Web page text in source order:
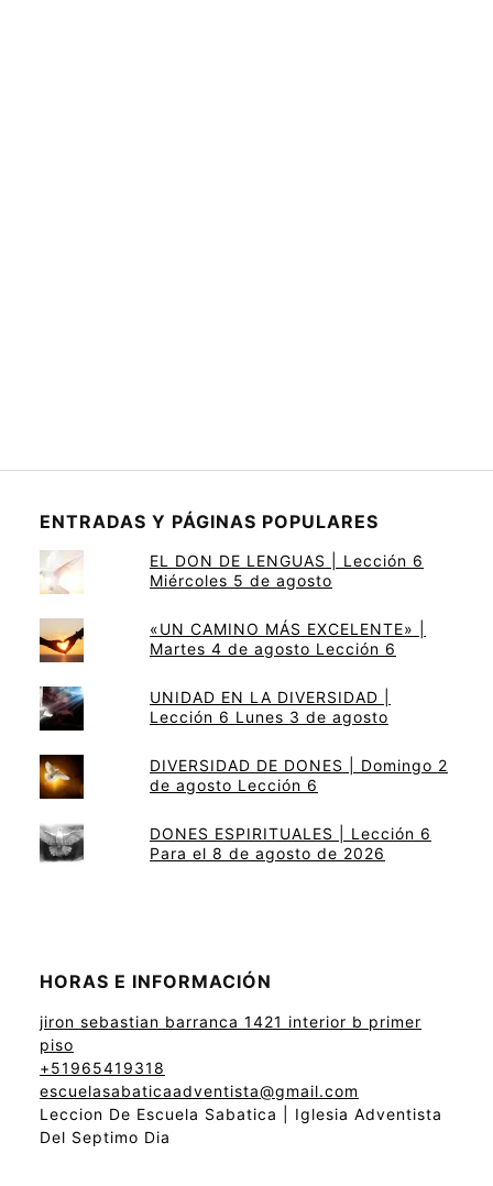
ENTRADAS Y PÁGINAS POPULARES
EL DON DE LENGUAS | Lección 6
Miércoles 5 de agosto
«UN CAMINO MÁS EXCELENTE» |
Martes 4 de agosto Lección 6
UNIDAD EN LA DIVERSIDAD |
Lección 6 Lunes 3 de agosto
DIVERSIDAD DE DONES | Domingo 2
de agosto Lección 6
DONES ESPIRITUALES | Lección 6
Para el 8 de agosto de 2026
HORAS E INFORMACIÓN
jiron sebastian barranca 1421 interior b primer
piso
+51965419318
escuelasabaticaadventista@gmail.com
Leccion De Escuela Sabatica | Iglesia Adventista
Del Septimo Dia